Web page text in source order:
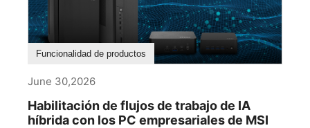
Funcionalidad de productos
June 30,2026
Habilitación de flujos de trabajo de IA
híbrida con los PC empresariales de MSI